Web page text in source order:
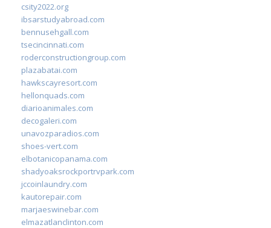
csity2022.org
ibsarstudyabroad.com
bennusehgall.com
tsecincinnati.com
roderconstructiongroup.com
plazabatai.com
hawkscayresort.com
hellonquads.com
diarioanimales.com
decogaleri.com
unavozparadios.com
shoes-vert.com
elbotanicopanama.com
shadyoaksrockportrvpark.com
jccoinlaundry.com
kautorepair.com
marjaeswinebar.com
elmazatlanclinton.com